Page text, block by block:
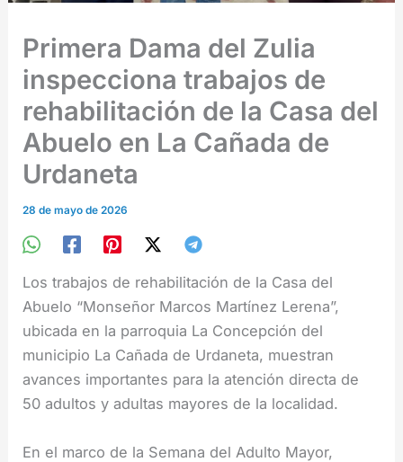
Primera Dama del Zulia
inspecciona trabajos de
rehabilitación de la Casa del
Abuelo en La Cañada de
Urdaneta
28 de mayo de 2026
Los trabajos de rehabilitación de la Casa del
Abuelo “Monseñor Marcos Martínez Lerena”,
ubicada en la parroquia La Concepción del
municipio La Cañada de Urdaneta, muestran
avances importantes para la atención directa de
50 adultos y adultas mayores de la localidad.
En el marco de la Semana del Adulto Mayor,